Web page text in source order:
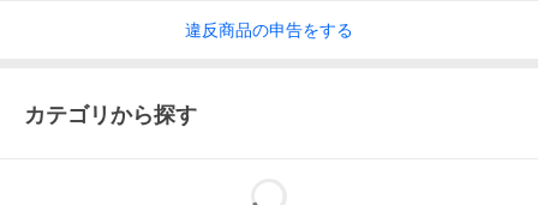
違反商品の申告をする
カテゴリから探す